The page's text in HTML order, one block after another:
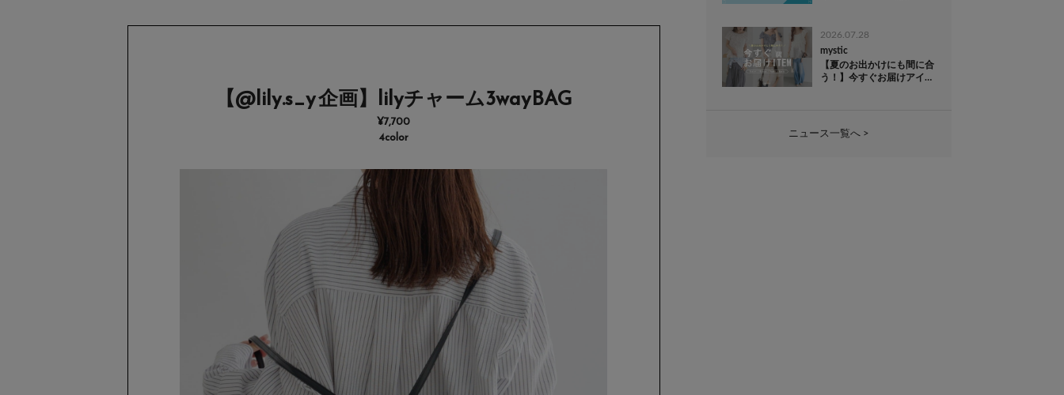
【@lily.s_y 企画】lilyチャーム3wayBAG
¥7,700
4color
2026.07.28
mystic
【夏のお出かけにも間に合
う！】今すぐお届けアイテ
ニュース一覧へ >